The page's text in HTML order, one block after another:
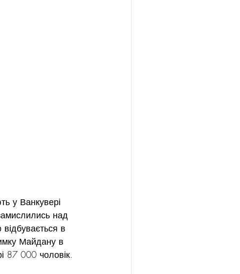
у Ванкувері
над
в
Майдану в
87 000 чоловік.